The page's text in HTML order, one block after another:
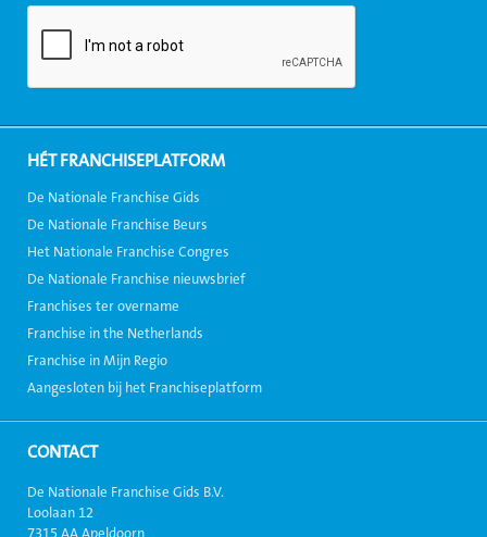
HÉT FRANCHISEPLATFORM
De Nationale Franchise Gids
De Nationale Franchise Beurs
Het Nationale Franchise Congres
De Nationale Franchise nieuwsbrief
Franchises ter overname
Franchise in the Netherlands
Franchise in Mijn Regio
Aangesloten bij het Franchiseplatform
CONTACT
De Nationale Franchise Gids B.V.
Loolaan 12
7315 AA Apeldoorn